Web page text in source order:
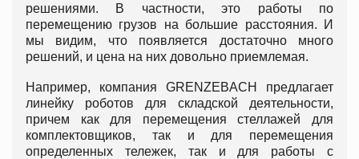
решениями. В частности, это работы по
перемещению грузов на большие расстояния. И
мы видим, что появляется достаточно много
решений, и цена на них довольно приемлемая.
Например, компания GRENZEBACH предлагает
линейку роботов для складской деятельности,
причем как для перемещения стеллажей для
комплектовщиков, так и для перемещения
определенных тележек, так и для работы с